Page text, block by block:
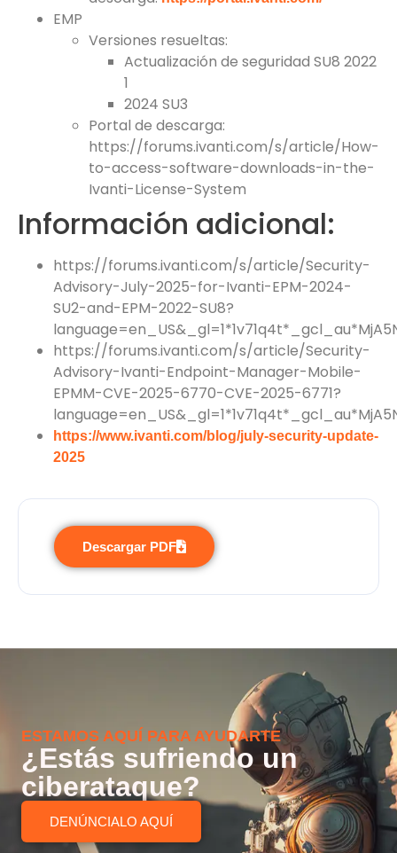
EMP
Versiones resueltas:
Actualización de seguridad SU8 2022
1
2024 SU3
Portal de descarga:
https://forums.ivanti.com/s/article/How-
to-access-software-downloads-in-the-
Ivanti-License-System
Información adicional:
https://forums.ivanti.com/s/article/Security-
Advisory-July-2025-for-Ivanti-EPM-2024-
SU2-and-EPM-2022-SU8?
https://forums.ivanti.com/s/article/Security-
Advisory-Ivanti-Endpoint-Manager-Mobile-
EPMM-CVE-2025-6770-CVE-2025-6771?
https://www.ivanti.com/blog/july-security-update-
2025
Descargar PDF
ESTAMOS AQUÍ PARA AYUDARTE
¿Estás sufriendo un
ciberataque?
DENÚNCIALO AQUÍ